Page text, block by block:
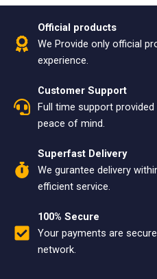
Official products
We Provide only official
experience.
Customer Support
Full time support
peace of mind.
Superfast Delivery
We gurantee delivery
efficient service.
100% Secure
Your payments are
network.